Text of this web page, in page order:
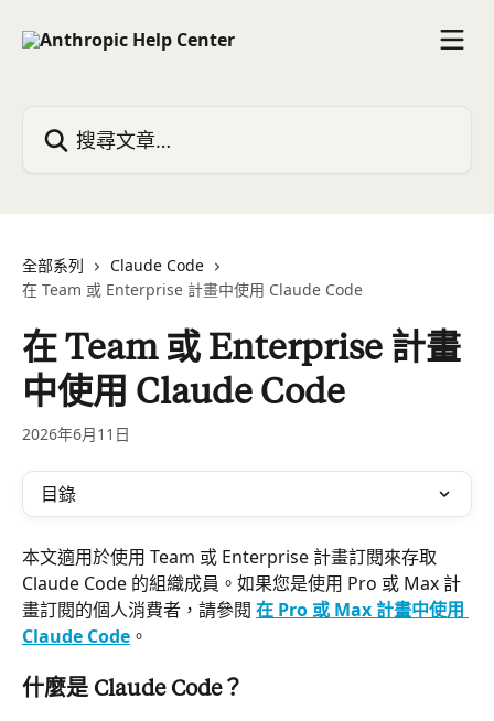
全部系列
Claude Code
在 Team 或 Enterprise 計畫中使用 Claude Code
在 Team 或 Enterprise 計畫
中使用 Claude Code
2026年6月11日
目錄
本文適用於使用 Team 或 Enterprise 計畫訂閱來存取
Claude Code 的組織成員。如果您是使用 Pro 或 Max 計
畫訂閱的個人消費者，請參閱 在 Pro 或 Max 計畫中使用
Claude Code 。
什麼是 Claude Code？